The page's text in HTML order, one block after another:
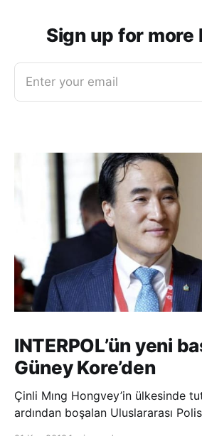
Sign up for more
Enter your email
INTERPOL’ün yeni
Güney Kore’den
Çinli Mıng Hongvey’in ülkesinde
ardından boşalan Uluslararası